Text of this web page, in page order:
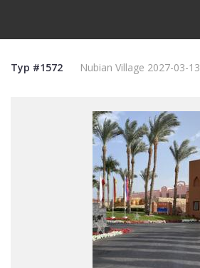
Тур #1572 Nubian Village 2027-03-13